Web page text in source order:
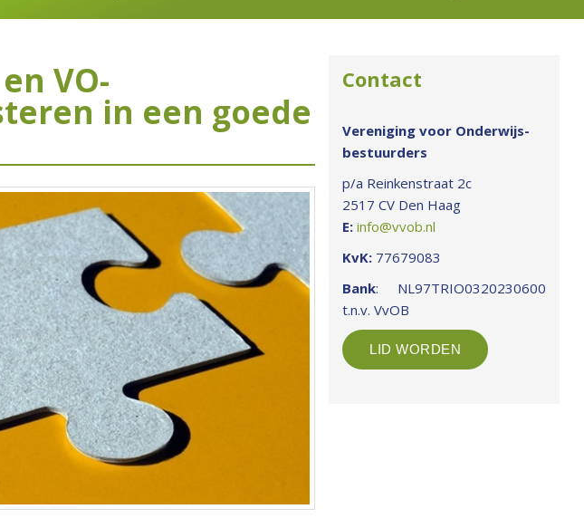
VO-
in een goede
Contact
Vereniging voor Onderwijs-
bestuurders
p/a Reinkenstraat 2c
2517 CV Den Haag
E: info@vvob.nl
KvK: 77679083
Bank: NL97TRIO0320230600
t.n.v. VvOB
LID WORDEN